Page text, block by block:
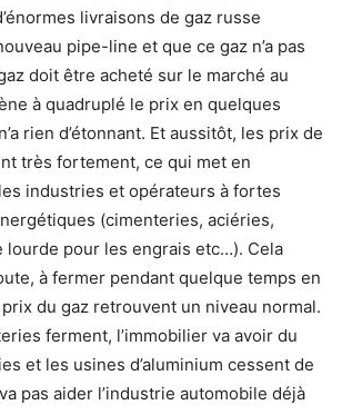
livraisons de gaz russe
pipe-line et que ce gaz n’a pas
doit être acheté sur le marché au
à quadruplé le prix en quelques
rien d’étonnant. Et aussitôt, les prix de
très fortement, ce qui met en
industries et opérateurs à fortes
(cimenteries, aciéries,
lourde pour les engrais etc…). Cela
à fermer pendant quelque temps en
du gaz retrouvent un niveau normal.
ferment, l’immobilier va avoir du
et les usines d’aluminium cessent de
pas aider l’industrie automobile déjà